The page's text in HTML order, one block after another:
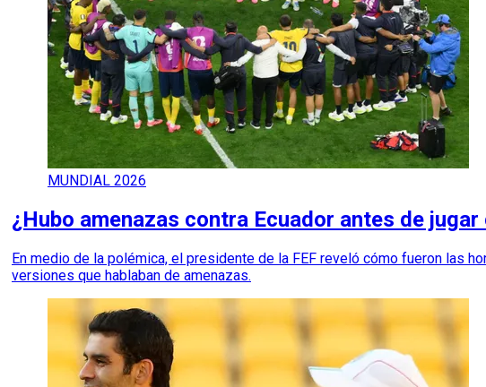
MUNDIAL 2026
¿Hubo amenazas contra Ecuador antes de
En medio de la polémica, el presidente de la FEF reveló cómo fueron las
versiones que hablaban de amenazas.